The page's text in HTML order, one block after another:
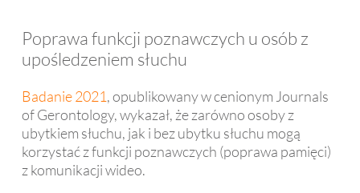
Poprawa funkcji poznawczych u osób z
upośledzeniem słuchu
Badanie 2021, opublikowany w cenionym Journals
of Gerontology, wykazał, że zarówno osoby z
ubytkiem słuchu, jak i bez ubytku słuchu mogą
korzystać z funkcji poznawczych (poprawa pamięci)
z komunikacji wideo.